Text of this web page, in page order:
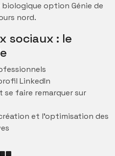
option Génie de
nord.
sociaux : le
LinkedIn
se faire remarquer sur
et l’optimisation des